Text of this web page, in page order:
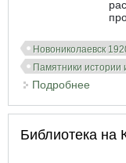
Новониколаевск
Памятники истории
Подробнее
Библиотека